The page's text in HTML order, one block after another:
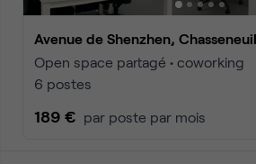
Avenue de Shenzhen,
Open space partagé • coworking
6 postes
189 € par poste par mois